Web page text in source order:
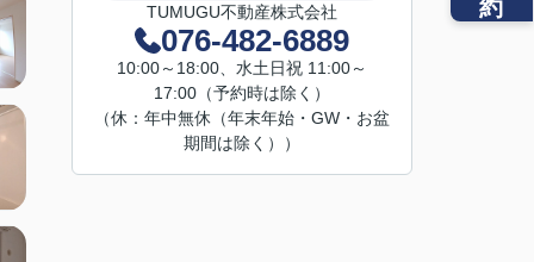
TUMUGU不動産株式会社
076-482-6889
10:00～18:00、水土日祝 11:00～
17:00（予約時は除く）
（休：年中無休（年末年始・GW・お盆
期間は除く））